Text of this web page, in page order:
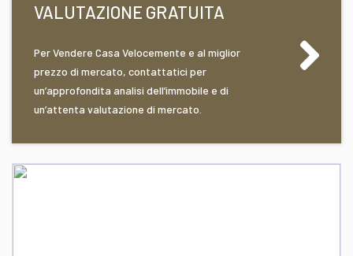
dichiaro di aver preso visione e compreso
l'informativa sulla privacy
CENTURY 21 AZ Immobiliare
Corso Umberto I, 196/A
Recapito telefonico
VALUTAZIONE GRATUITA
Per Vendere Casa Velocemente e al miglior
prezzo di mercato, contattatici per
un’approfondita analisi dell’immobile e di
un’attenta valutazione di mercato.